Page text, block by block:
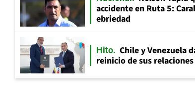
accidente en Ruta 5:
ebriedad
Hito
Chile y Venezuela
reinicio de sus